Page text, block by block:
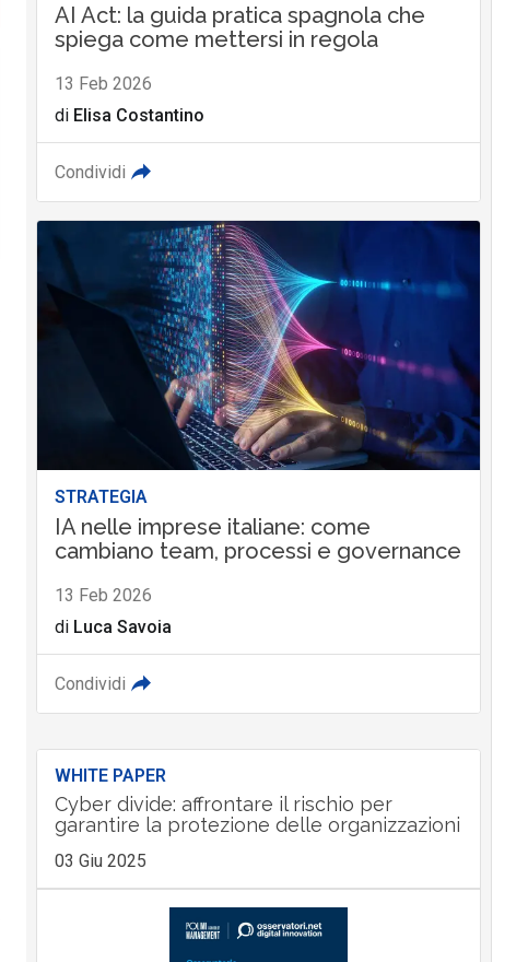
AI Act: la guida pratica spagnola che
spiega come mettersi in regola
13 Feb 2026
di Elisa Costantino
Condividi
STRATEGIA
IA nelle imprese italiane: come
cambiano team, processi e governance
13 Feb 2026
di Luca Savoia
Condividi
WHITE PAPER
Cyber divide: affrontare il rischio per
garantire la protezione delle organizzazioni
03 Giu 2025